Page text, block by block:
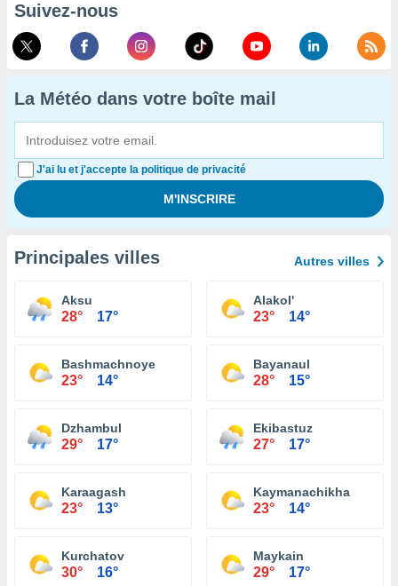
Suivez-nous
La Météo dans votre boîte mail
J'ai lu et j'accepte la politique de privacité
Principales villes Autres villes
Aksu
28° 17°
Alakol'
23° 14°
Bashmachnoye
23° 14°
Bayanaul
28° 15°
Dzhambul
29° 17°
Ekibastuz
27° 17°
Karaagash
23° 13°
Kaymanachikha
23° 14°
Kurchatov
30° 16°
Maykain
29° 17°